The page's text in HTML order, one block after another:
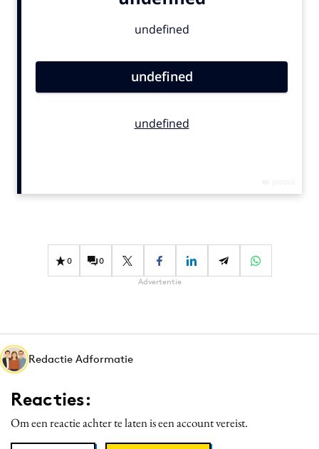
Gedragsverandering
Influencer marketing
Media
Merkstrategie
PR
Programmatic
Purpose Marketing
Reputatie & crisis
0 0
Advertentie
Redactie Adformatie
Reacties:
Om een reactie achter te laten is een account vereist.